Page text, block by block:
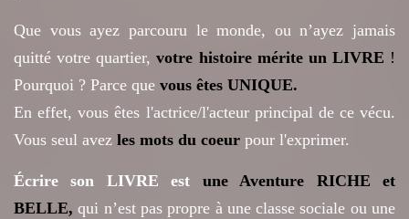
Que vous ayez parcouru le monde, ou n’ayez jamais
quitté votre quartier, votre histoire mérite un LIVRE !
Pourquoi ? Parce que vous êtes UNIQUE.
En effet, vous êtes l'actrice/l'acteur principal de ce vécu.
Vous seul avez les mots du coeur pour l'exprimer.
Écrire son LIVRE est une Aventure RICHE et
BELLE, qui n’est pas propre à une classe sociale ou une